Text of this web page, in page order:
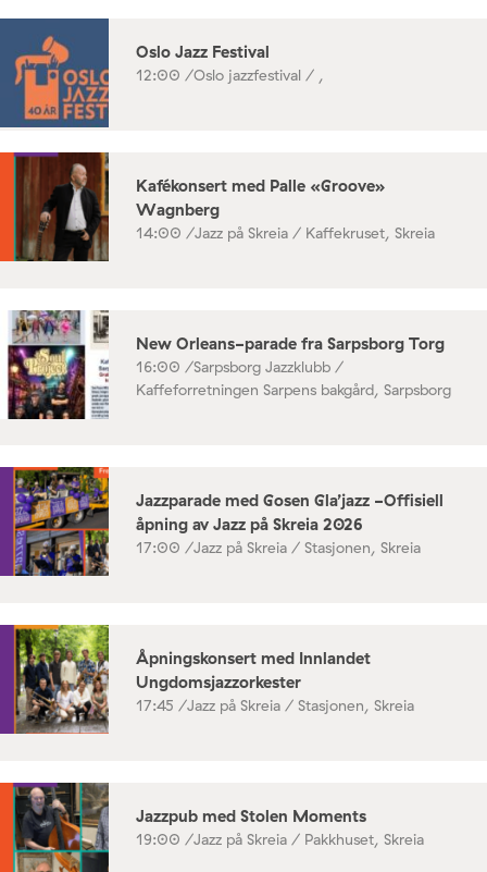
Oslo Jazz Festival
12:00 /Oslo jazzfestival / ,
Kafékonsert med Palle «Groove»
Wagnberg
14:00 /Jazz på Skreia / Kaffekruset, Skreia
New Orleans-parade fra Sarpsborg Torg
16:00 /Sarpsborg Jazzklubb /
Kaffeforretningen Sarpens bakgård, Sarpsborg
Jazzparade med Gosen Gla’jazz -Offisiell
åpning av Jazz på Skreia 2026
17:00 /Jazz på Skreia / Stasjonen, Skreia
Åpningskonsert med Innlandet
Ungdomsjazzorkester
17:45 /Jazz på Skreia / Stasjonen, Skreia
Jazzpub med Stolen Moments
19:00 /Jazz på Skreia / Pakkhuset, Skreia